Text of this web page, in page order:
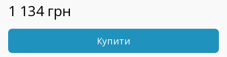
1 134 грн
Купити